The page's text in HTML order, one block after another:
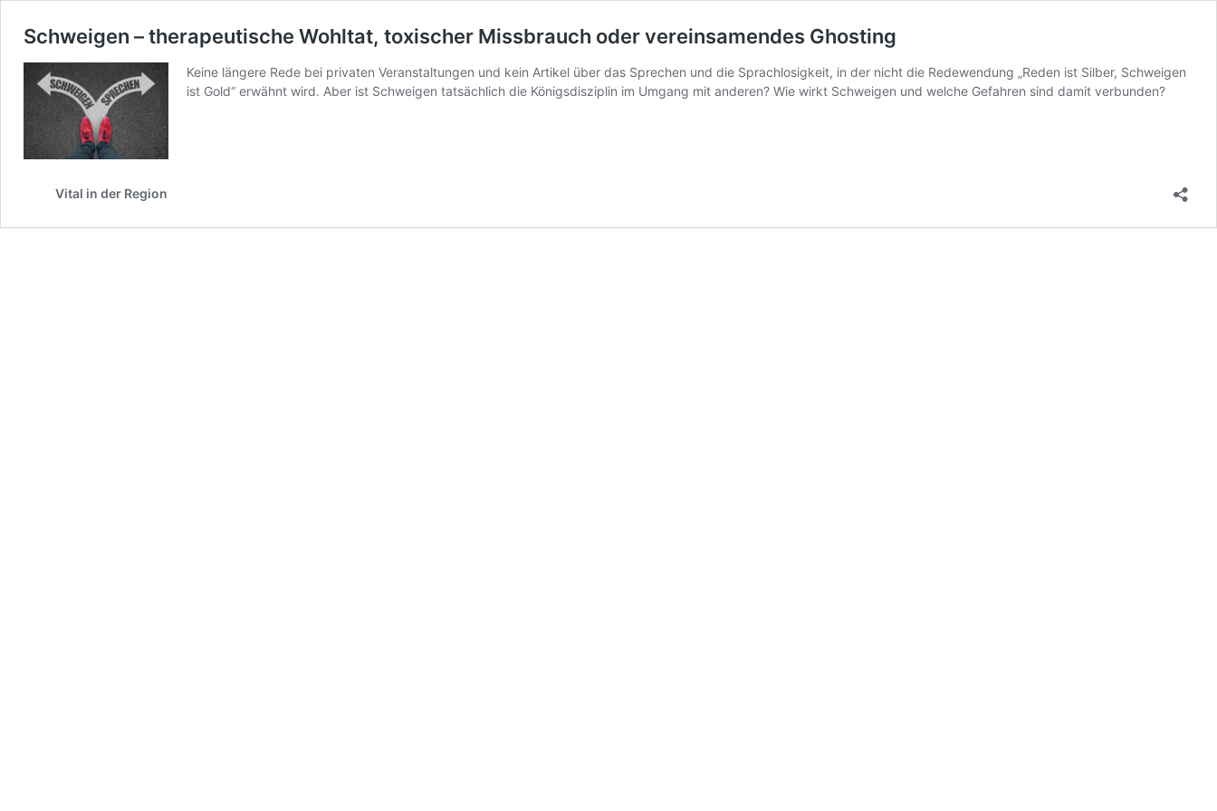
Schweigen – therapeutische Wohltat, toxischer Missbrauch oder vereinsamendes Ghosting
Keine längere Rede bei privaten Veranstaltungen und kein Artikel über das Sprechen und die Sprachlosigkeit, in der nicht die Redewendung „Reden ist Silber, Schweigen
ist Gold“ erwähnt wird. Aber ist Schweigen tatsächlich die Königsdisziplin im Umgang mit anderen? Wie wirkt Schweigen und welche Gefahren sind damit verbunden?
Vital in der Region